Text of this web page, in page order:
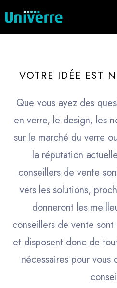
VOTRE IDÉE EST
Que vous ayez des
en verre, le design, les
sur le marché du verre
la réputation
conseillers de vente
vers les solutions,
donneront les
conseillers de vente
et disposent donc de
nécessaires pour vous